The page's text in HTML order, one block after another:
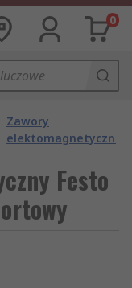
0
Zawory
elektomagnetyczne
Festo